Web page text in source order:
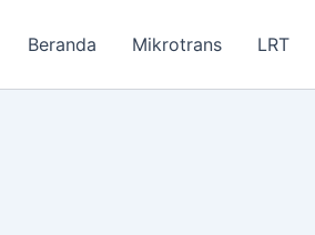
Beranda Mikrotrans LRT